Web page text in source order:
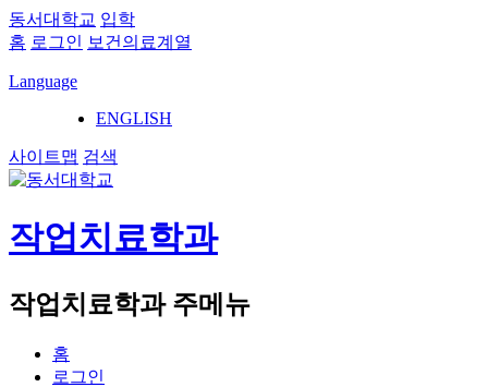
동서대학교 입학
홈 로그인 보건의료계열
Language
ENGLISH
사이트맵 검색
작업치료학과
작업치료학과 주메뉴
홈
로그인